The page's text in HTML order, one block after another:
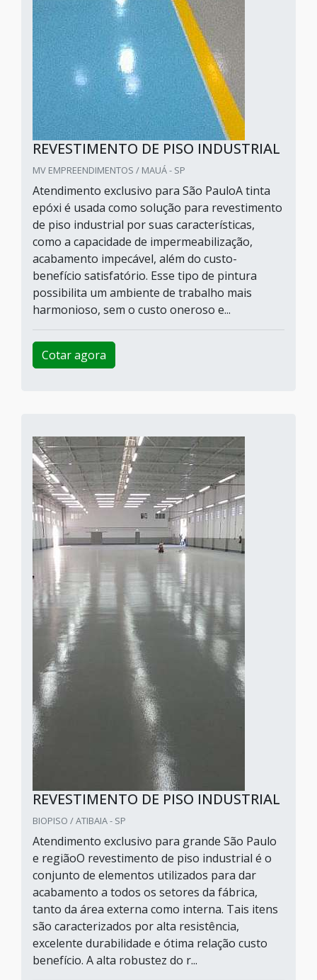
REVESTIMENTO DE PISO INDUSTRIAL
MV EMPREENDIMENTOS / MAUÁ - SP
Atendimento exclusivo para São PauloA tinta
epóxi é usada como solução para revestimento
de piso industrial por suas características,
como a capacidade de impermeabilização,
acabamento impecável, além do custo-
benefício satisfatório. Esse tipo de pintura
possibilita um ambiente de trabalho mais
harmonioso, sem o custo oneroso e...
Cotar agora
REVESTIMENTO DE PISO INDUSTRIAL
BIOPISO / ATIBAIA - SP
Atendimento exclusivo para grande São Paulo
e regiãoO revestimento de piso industrial é o
conjunto de elementos utilizados para dar
acabamento a todos os setores da fábrica,
tanto da área externa como interna. Tais itens
são caracterizados por alta resistência,
excelente durabilidade e ótima relação custo
benefício. A alta robustez do r...